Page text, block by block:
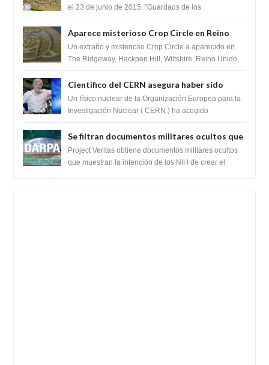
el 23 de junio de 2015. "Guardaos de los
Aparece misterioso Crop Circle en Reino
Unido 23 de junio 2016
Un extraño y misterioso Crop Circle a aparecido en
The Ridgeway, Hackpen Hill, Wiltshire, Reino Unido,
Científico del CERN asegura haber sido
ayudado por seres de luz durante una
prueba del Colisionador de Hadrones
Un físico nuclear de la Organización Europea para la
Investigación Nuclear ( CERN ) ha acogido
Se filtran documentos militares ocultos que
muestran la intención de los NIH de crear el
SARS-CoV-2, utilizando la investigación de
Project Veritas obtiene documentos militares ocultos
que muestran la intención de los NIH de crear el